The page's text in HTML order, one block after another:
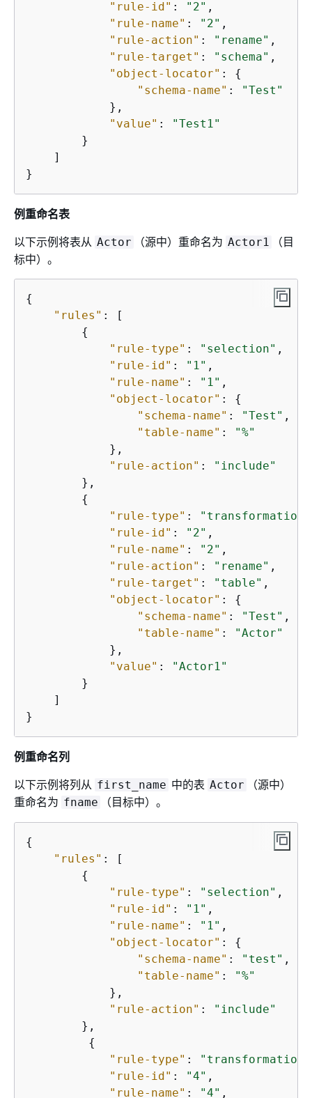
"rule-id" : "2" ,
"rule-name" : "2" ,
"rule-action" : "rename" ,
"rule-target" : "schema" ,
"object-locator" : {
"schema-name" :
"Test"
            },
"value" :
"Test1"
        }
    ]
}
例重命名表
以下示例将表从 Actor （源中）重命名为 Actor1
（目
标中）。
{
"rules" : [
{
"rule-type" : "selection" ,
"rule-id" : "1" ,
"rule-name" : "1" ,
"object-locator" : {
"schema-name" : "Test" ,
"table-name" :
"%"
            },
"rule-action" :
"include"
        },
{
"rule-type" : "transformation"
"rule-id" : "2" ,
"rule-name" : "2" ,
"rule-action" : "rename" ,
"rule-target" : "table" ,
"object-locator" : {
"schema-name" : "Test" ,
"table-name" :
"Actor"
            },
"value" :
"Actor1"
        }
    ]
}
例重命名列
以下示例将列从 first_name 中的表 Actor
（源中）
重命名为 fname （目标中）。
{
"rules" : [
{
"rule-type" : "selection" ,
"rule-id" : "1" ,
"rule-name" : "1" ,
"object-locator" : {
"schema-name" : "test" ,
"table-name" :
"%"
            },
"rule-action" :
"include"
        },
{
"rule-type" : "transformation"
"rule-id" : "4" ,
"rule-name" : "4" ,